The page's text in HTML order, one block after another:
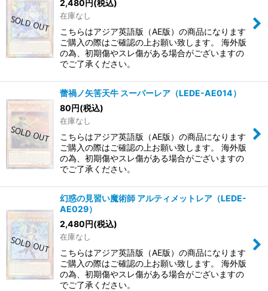
2,480円(税込)
在庫なし
こちらはアジア英語版（AE版）の商品になります
ご購入の際はご確認の上お願い致します。 海外版
の為、初期傷やスレ傷がある場合がございますの
でご了承ください。
蕾禍ノ矢筈天牛 スーパーレア（LEDE-AE014）
80円(税込)
在庫なし
こちらはアジア英語版（AE版）の商品になります
ご購入の際はご確認の上お願い致します。 海外版
の為、初期傷やスレ傷がある場合がございますの
でご了承ください。
幻惑の見習い魔術師 アルティメットレア（LEDE-
AE029）
2,480円(税込)
在庫なし
こちらはアジア英語版（AE版）の商品になります
ご購入の際はご確認の上お願い致します。 海外版
の為、初期傷やスレ傷がある場合がございますの
でご了承ください。